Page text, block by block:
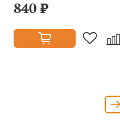
840 ₽